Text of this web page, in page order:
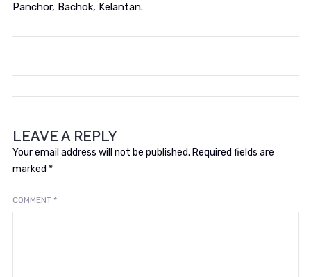
Panchor, Bachok, Kelantan.
LEAVE A REPLY
Your email address will not be published. Required fields are
marked *
COMMENT *